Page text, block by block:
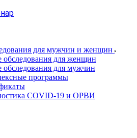
для мужчин и женщин
для женщин
для мужчин
программы
COVID-19 и ОРВИ